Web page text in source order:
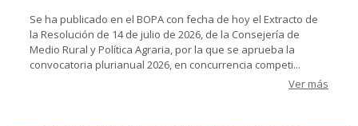
Se ha publicado en el BOPA con fecha de hoy el Extracto de
la Resolución de 14 de julio de 2026, de la Consejería de
Medio Rural y Política Agraria, por la que se aprueba la
convocatoria plurianual 2026, en concurrencia competi...
Ver más